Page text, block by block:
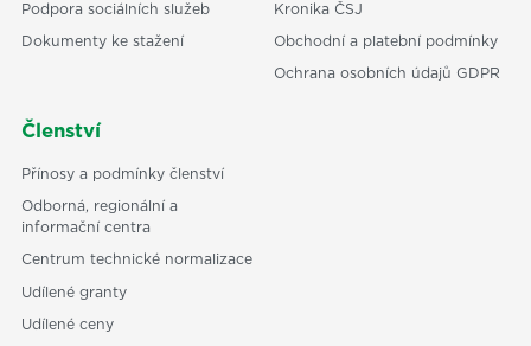
Podpora sociálních služeb
Dokumenty ke stažení
Kronika ČSJ
Obchodní a platební podmínky
Ochrana osobních údajů GDPR
Členství
Přínosy a podmínky členství
Odborná, regionální a
informační centra
Centrum technické normalizace
Udílené granty
Udílené ceny